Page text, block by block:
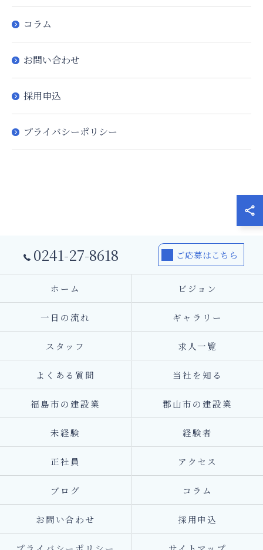
コラム
お問い合わせ
採用申込
プライバシーポリシー
0241-27-8618 ご応募はこちら
ホーム ビジョン
一日の流れ ギャラリー
スタッフ 求人一覧
よくある質問 当社を知る
福島市の建設業 郡山市の建設業
未経験 経験者
正社員 アクセス
ブログ コラム
お問い合わせ 採用申込